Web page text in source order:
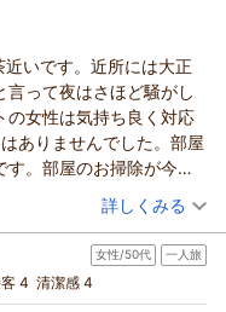
ありがとうございま
葉、大変嬉しく思いま
うスタッフ一同、精進
がありましたら、是非
（返信日：2026/06/13）
いです。近所には大正
言って夜はさほど騒がし
の女性は気持ち良く対応
ありませんでした。部屋
。部屋のお掃除が今回
イベントが有ると料金
いホテルです。
（投稿日：2026/06/01）
2泊以上で最大15％OFF／清
グル 食事なし
詳しくみる
女性/50代 一人旅
4 清潔感 4